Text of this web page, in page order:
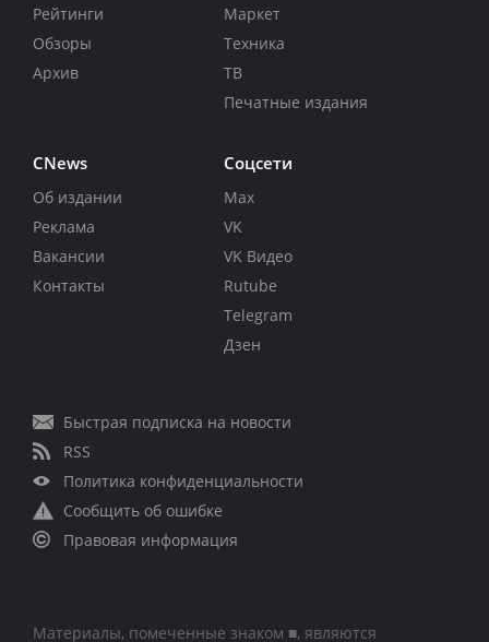
Рейтинги
Обзоры
Архив
Маркет
Техника
ТВ
Печатные издания
CNews
Об издании
Реклама
Вакансии
Контакты
Соцсети
Max
VK
VK Видео
Rutube
Telegram
Дзен
Быстрая подписка на новости
RSS
Политика конфиденциальности
Сообщить об ошибке
Правовая информация
Материалы, помеченные знаком ■, являются